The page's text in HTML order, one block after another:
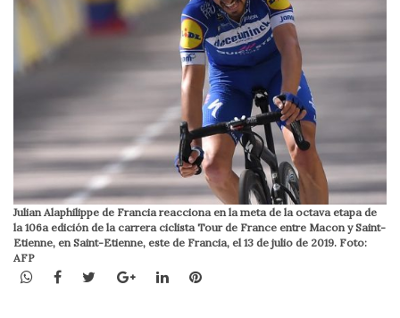
Julian Alaphilippe de Francia reacciona en la meta de la octava etapa de
la 106a edición de la carrera ciclista Tour de France entre Macon y Saint-
Etienne, en Saint-Etienne, este de Francia, el 13 de julio de 2019. Foto:
AFP
WhatsApp
Facebook
TwitterGoogle+LinkedInPinterest